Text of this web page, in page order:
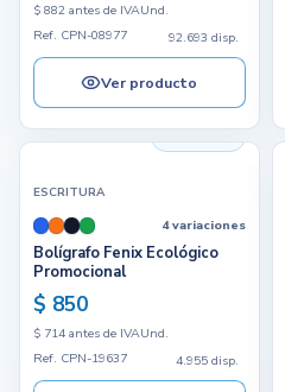
$ 882 antes de IVAUnd.
Ref. CPN-08977
92.693 disp.
Ver producto
ESCRITURA
4 variaciones
Bolígrafo Fenix Ecológico
Promocional
$ 850
$ 714 antes de IVAUnd.
Ref. CPN-19637
4.955 disp.